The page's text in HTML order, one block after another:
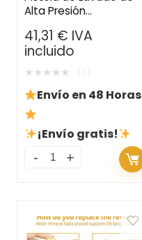
Alta Presión
Hidrolavadora Portátil
para Coches, Pisos y
Jardines
41,31 € IVA
incluido
★★★★★
Envío en 48 Horas
¡Envío gratis!